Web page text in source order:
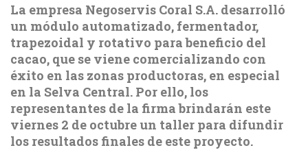
La empresa Negoservis Coral S.A. desarrolló
un módulo automatizado, fermentador,
trapezoidal y rotativo para beneficio del
cacao, que se viene comercializando con
éxito en las zonas productoras, en especial
en la Selva Central. Por ello, los
representantes de la firma brindarán este
viernes 2 de octubre un taller para difundir
los resultados finales de este proyecto.